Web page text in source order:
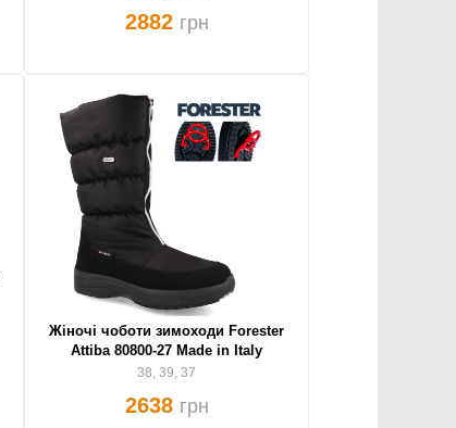
2882 грн
Жіночі чоботи зимоходи Forester
Attiba 80800-27 Made in Italy
38, 39, 37
2638 грн